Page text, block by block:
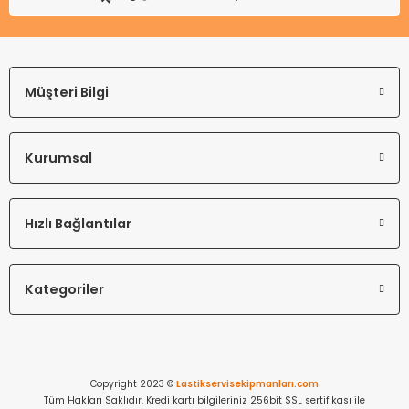
Müşteri Bilgi
Kurumsal
Hızlı Bağlantılar
Kategoriler
Copyright 2023 © Lastikservisekipmanları.com
Tüm Hakları Saklıdır. Kredi kartı bilgileriniz 256bit SSL sertifikası ile